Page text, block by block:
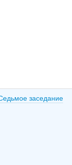
заседание